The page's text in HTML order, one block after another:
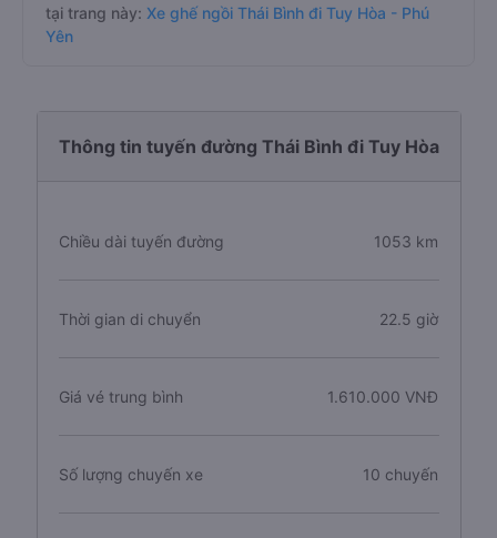
tại trang này: Xe ghế ngồi Thái Bình đi Tuy Hòa - Phú
Yên
Thông tin tuyến đường Thái Bình đi Tuy Hòa
Chiều dài tuyến đường 1053 km
Thời gian di chuyển 22.5 giờ
Giá vé trung bình 1.610.000 VNĐ
Số lượng chuyến xe 10 chuyến